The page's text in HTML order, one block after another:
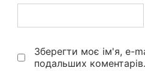
Зберегти моє ім'я, e-
подальших коментарів.